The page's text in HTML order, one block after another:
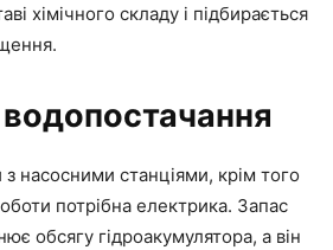
хімічного складу і підбирається
насосними станціями, крім того
потрібна електрика. Запас
обсягу гідроакумулятора, а він